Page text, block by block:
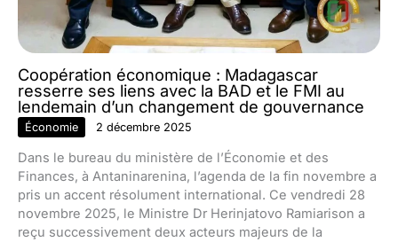
Coopération économique : Madagascar
resserre ses liens avec la BAD et le FMI au
lendemain d’un changement de gouvernance
Économie 2 décembre 2025
Dans le bureau du ministère de l’Économie et des
Finances, à Antaninarenina, l’agenda de la fin novembre a
pris un accent résolument international. Ce vendredi 28
novembre 2025, le Ministre Dr Herinjatovo Ramiarison a
reçu successivement deux acteurs majeurs de la